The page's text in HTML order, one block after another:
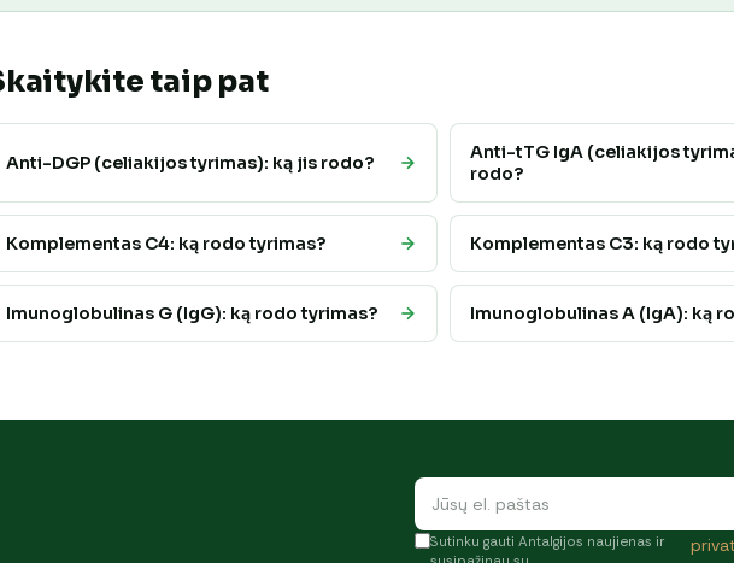
taip pat
Anti-DGP (celiakijos tyrimas): ką jis rodo?
Anti-tTG IgA (celiakijos
rodo?
Komplementas C4: ką rodo tyrimas? Komplementas C3: ką rodo
Imunoglobulinas G (IgG): ką rodo tyrimas? Imunoglobulinas A (IgA): ką
Sutinku gauti Antalgijos naujienas ir